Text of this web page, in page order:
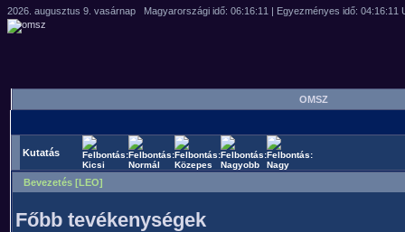
OMSZ
Kutatás
Bevezetés [LEO]
Főbb tevékenységek